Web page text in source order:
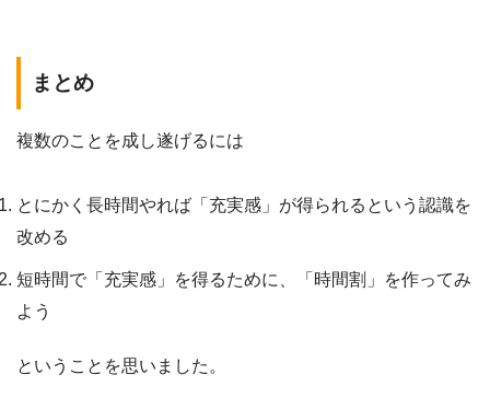
まとめ
複数のことを成し遂げるには
とにかく長時間やれば「充実感」が得られるという認識を
改める
短時間で「充実感」を得るために、「時間割」を作ってみ
よう
ということを思いました。